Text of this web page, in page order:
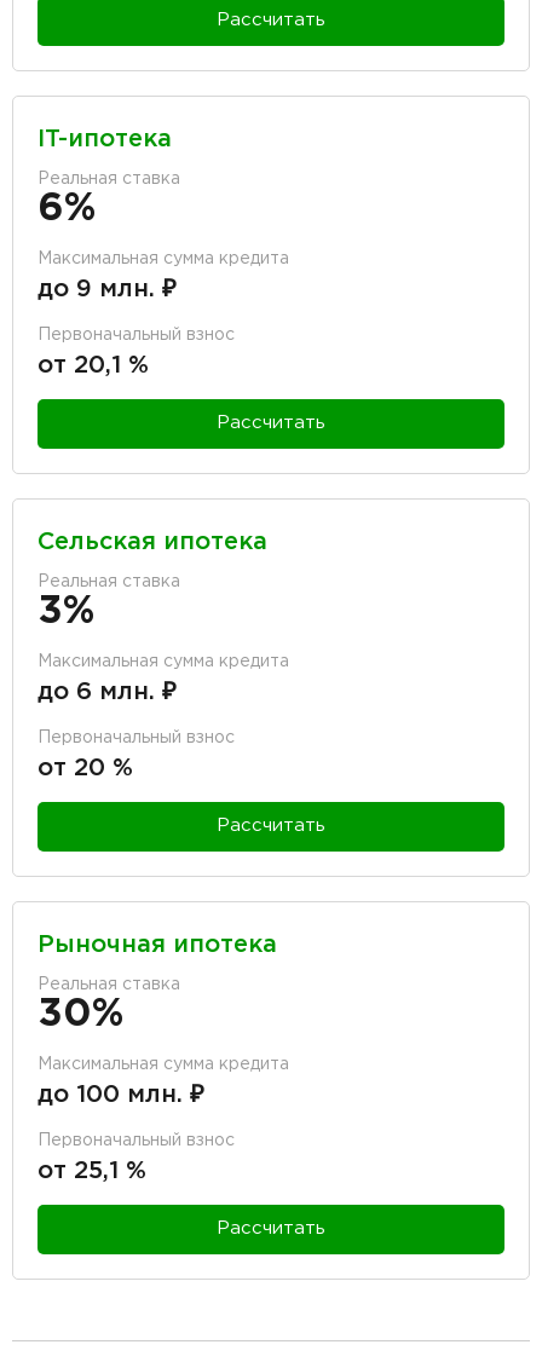
Рассчитать
IT-ипотека
Реальная ставка
6%
Максимальная сумма кредита
до 9 млн. ₽
Первоначальный взнос
от 20,1 %
Рассчитать
Сельская ипотека
Реальная ставка
3%
Максимальная сумма кредита
до 6 млн. ₽
Первоначальный взнос
от 20 %
Рассчитать
Рыночная ипотека
Реальная ставка
30%
Максимальная сумма кредита
до 100 млн. ₽
Первоначальный взнос
от 25,1 %
Рассчитать